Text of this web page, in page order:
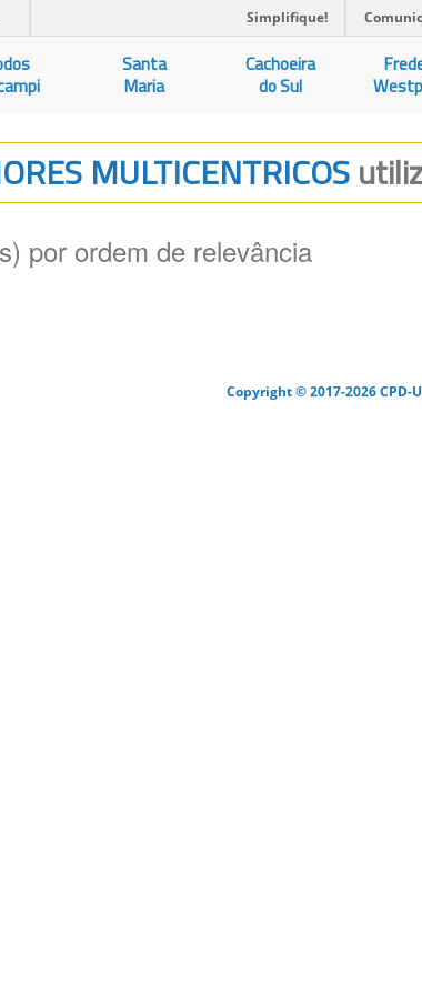
Simplifique!
Santa
Maria
Cachoeira
do Sul
MULTICENTRICOS
por ordem de relevância
Copyright © 2017-2026 CPD-